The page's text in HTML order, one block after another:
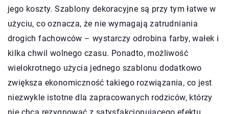
jego koszty. Szablony dekoracyjne są przy tym łatwe w
użyciu, co oznacza, że nie wymagają zatrudniania
drogich fachowców – wystarczy odrobina farby, wałek i
kilka chwil wolnego czasu. Ponadto, możliwość
wielokrotnego użycia jednego szablonu dodatkowo
zwiększa ekonomiczność takiego rozwiązania, co jest
niezwykle istotne dla zapracowanych rodziców, którzy